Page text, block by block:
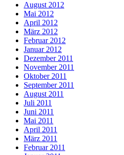
August 2012
Mai 2012
April 2012
März 2012
Februar 2012
Januar 2012
Dezember 2011
November 2011
Oktober 2011
September 2011
August 2011
Juli 2011
Juni 2011
Mai 2011
April 2011
März 2011
Februar 2011